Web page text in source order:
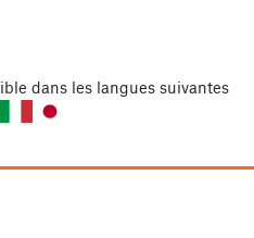
dans les langues suivantes